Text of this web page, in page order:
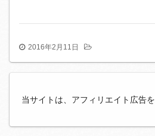
2016年2月11日
当サイトは、アフィリエイト広告を